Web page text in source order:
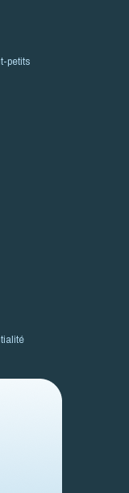
petits